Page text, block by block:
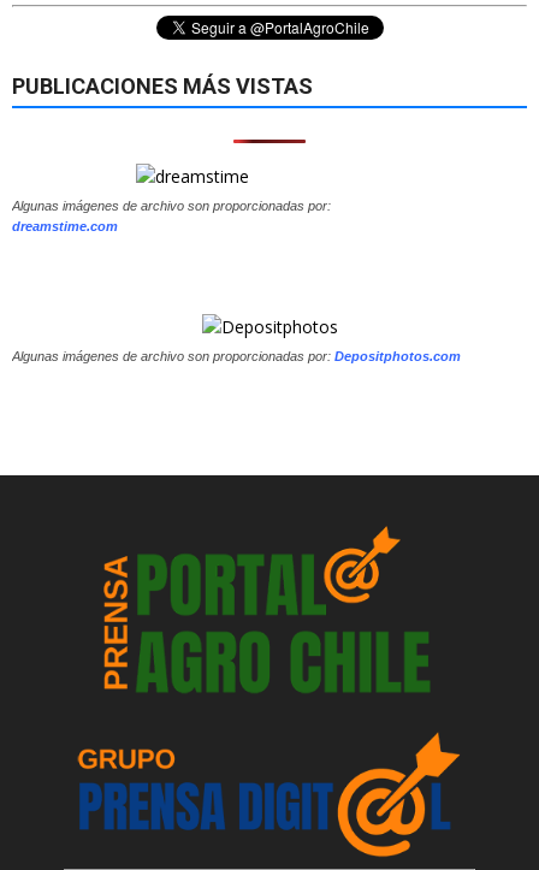
PUBLICACIONES MÁS VISTAS
Algunas imágenes de archivo son proporcionadas por:
dreamstime.com
Algunas imágenes de archivo son proporcionadas por: Depositphotos.com